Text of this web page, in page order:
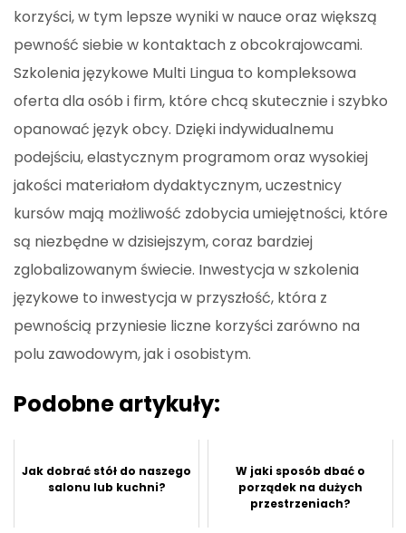
korzyści, w tym lepsze wyniki w nauce oraz większą
pewność siebie w kontaktach z obcokrajowcami.
Szkolenia językowe Multi Lingua to kompleksowa
oferta dla osób i firm, które chcą skutecznie i szybko
opanować język obcy. Dzięki indywidualnemu
podejściu, elastycznym programom oraz wysokiej
jakości materiałom dydaktycznym, uczestnicy
kursów mają możliwość zdobycia umiejętności, które
są niezbędne w dzisiejszym, coraz bardziej
zglobalizowanym świecie. Inwestycja w szkolenia
językowe to inwestycja w przyszłość, która z
pewnością przyniesie liczne korzyści zarówno na
polu zawodowym, jak i osobistym.
Podobne artykuły:
Jak dobrać stół do naszego
salonu lub kuchni?
W jaki sposób dbać o
porządek na dużych
przestrzeniach?